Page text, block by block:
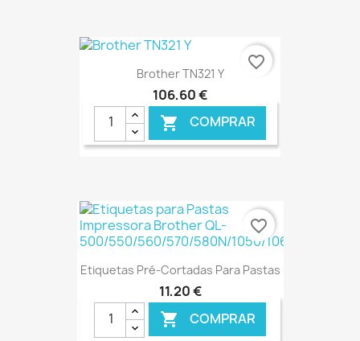
Brother TN321 Y
106,60 €
 COMPRAR
€ ONLINE
favorite_border
Etiquetas Pré-Cortadas Para Pastas
11,20 €
 COMPRAR
favorite_border